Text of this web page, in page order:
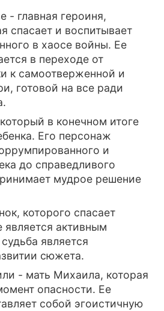
- главная героиня,
спасает и воспитывает
в хаосе войны. Ее
в переходе от
к самоотверженной и
готовой на все ради
в конечном итоге
Его персонаж
и
до справедливого
мудрое решение
которого спасает
является активным
является
сюжета.
- мать Михаила, которая
опасности. Ее
собой эгоистичную